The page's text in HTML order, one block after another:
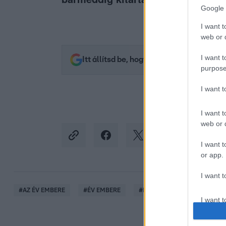
Google
I want
web or
I want
I want
I want
web or
I want
or app.
I want
I want
Itt állítsd be, hogy az RTL.hu az elsők
#AZ ÉV EMBERE #ÉV EMBERE #